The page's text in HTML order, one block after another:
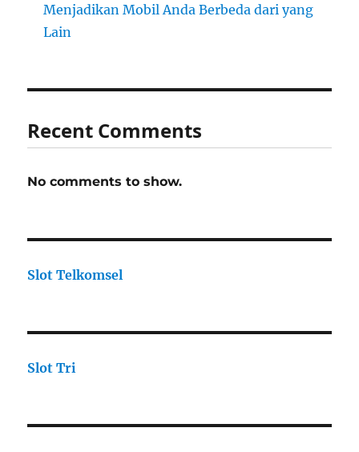
Menjadikan Mobil Anda Berbeda dari yang
Lain
Recent Comments
No comments to show.
Slot Telkomsel
Slot Tri